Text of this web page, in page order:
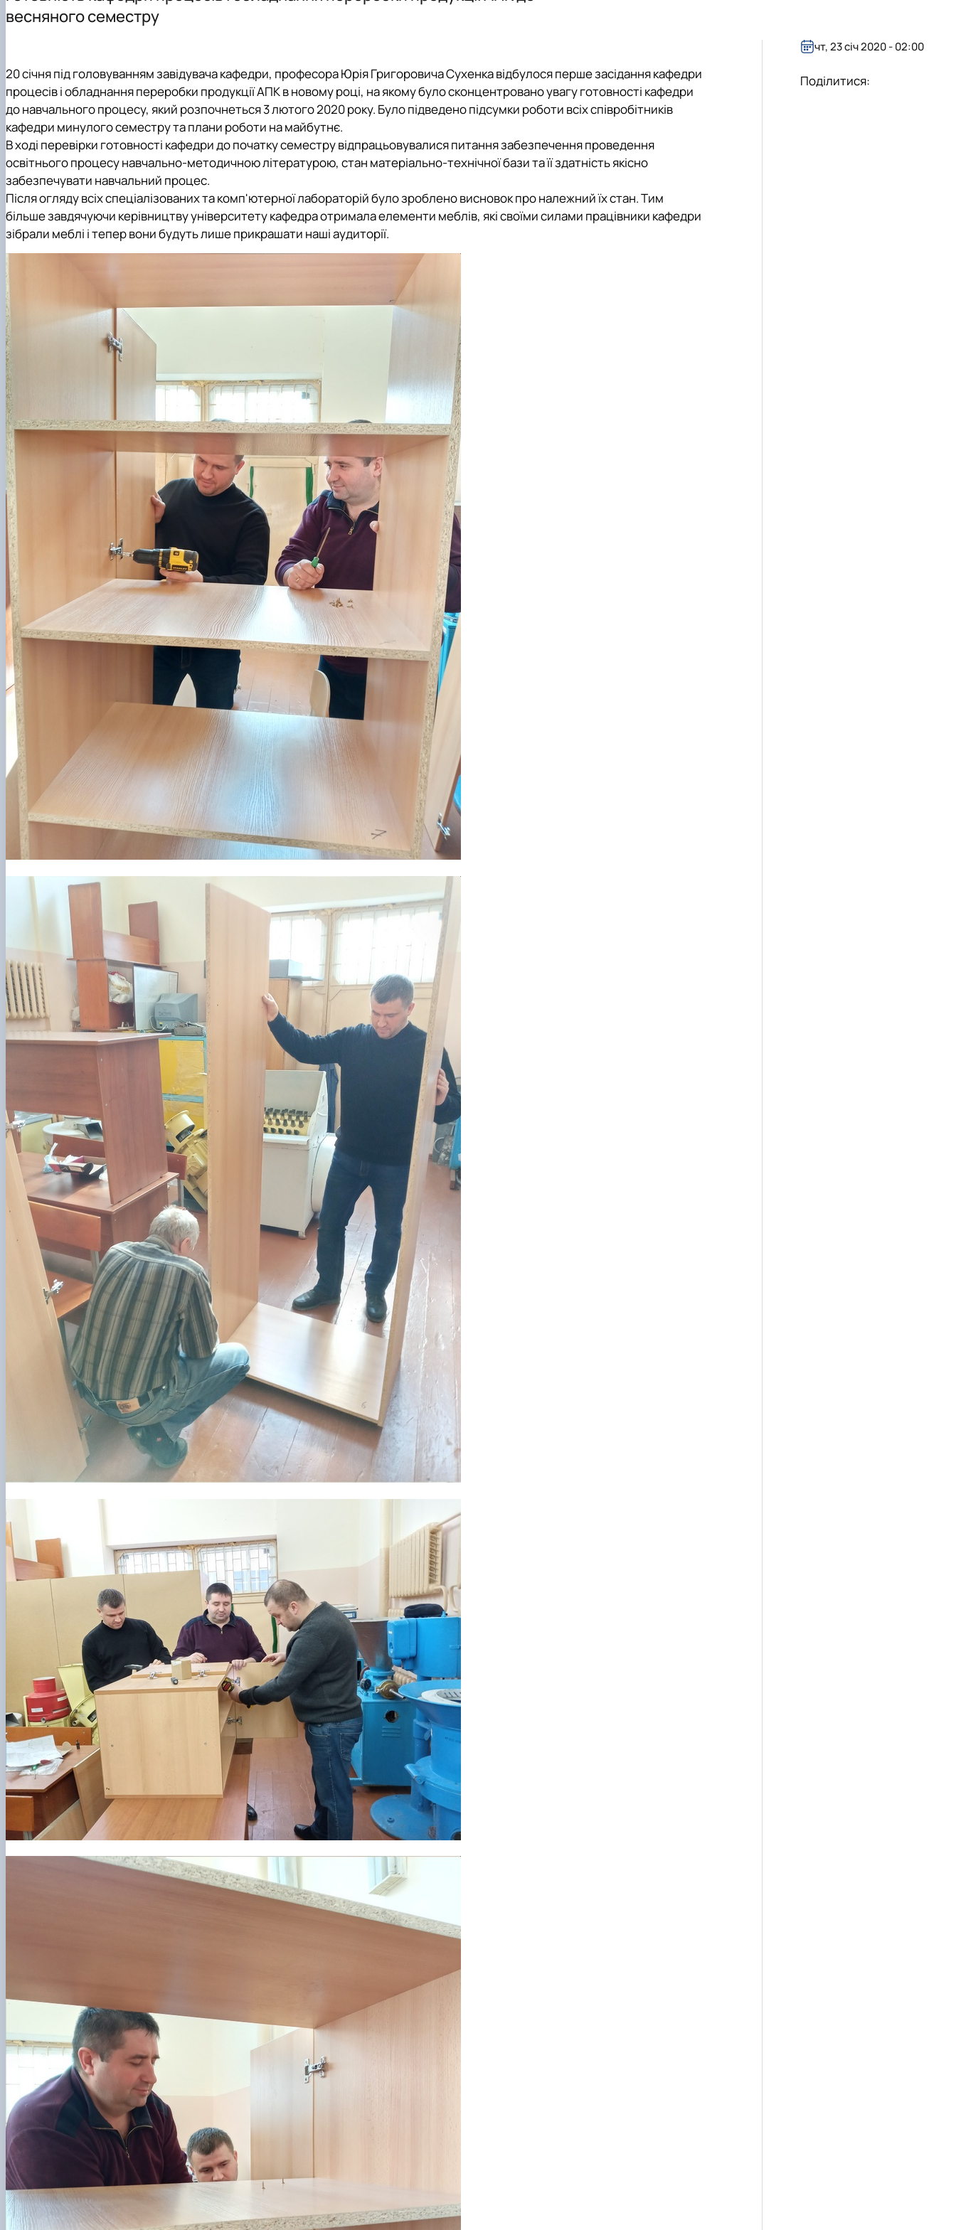
Міжнародна діяльність
Здобутки кафедри
Дисципліни кафедри
Навчально-методична робота
весняного семестру
20 січня під головуванням завідувача кафедри, професора Юрія Григоровича Сухенка відбулося перше засідання кафедри
процесів і обладнання переробки продукції АПК в новому році, на якому було сконцентровано увагу готовності кафедри
до навчального процесу, який розпочнеться 3 лютого 2020 року. Було підведено підсумки роботи всіх співробітників
кафедри минулого семестру та плани роботи на майбутнє.
В ході перевірки готовності кафедри до початку семестру відпрацьовувалися питання забезпечення проведення
освітнього процесу навчально-методичною літературою, стан матеріально-технічної бази та її здатність якісно
забезпечувати навчальний процес.
Після огляду всіх спеціалізованих та комп'ютерної лабораторій було зроблено висновок про належний їх стан. Тим
більше завдячуючи керівництву університету кафедра отримала елементи меблів, які своїми силами працівники кафедри
зібрали меблі і тепер вони будуть лише прикрашати наші аудиторії.
чт, 23 січ 2020 - 02:00
Поділитися: